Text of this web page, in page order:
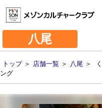
八尾
トップ＞ 店舗一覧 ＞ 八尾 ＞
ング